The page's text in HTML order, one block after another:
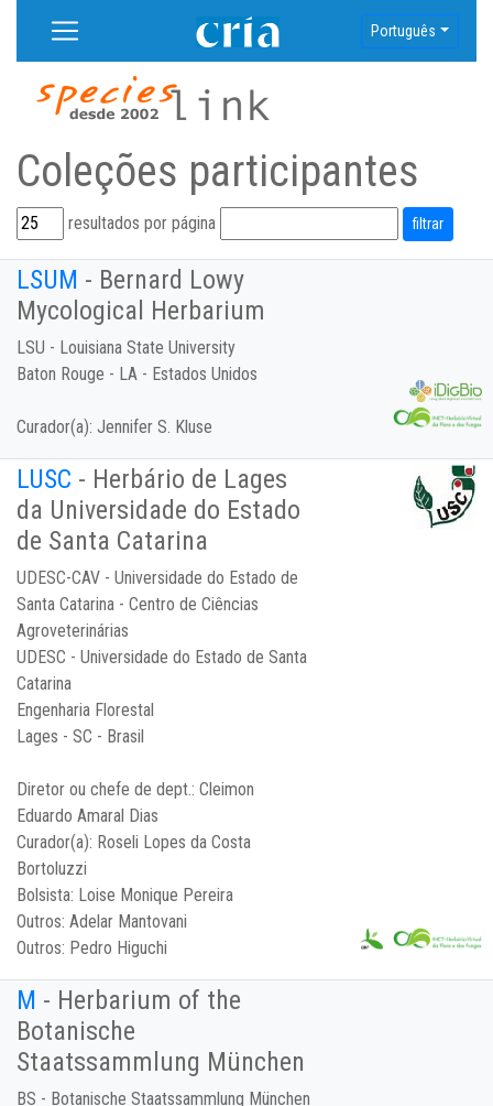
Português
Coleções participantes
resultados por página
LSUM - Bernard Lowy
Mycological Herbarium
LSU - Louisiana State University
Baton Rouge - LA - Estados Unidos
Curador(a): Jennifer S. Kluse
LUSC - Herbário de Lages
da Universidade do Estado
de Santa Catarina
UDESC-CAV - Universidade do Estado de
Santa Catarina - Centro de Ciências
Agroveterinárias
UDESC - Universidade do Estado de Santa
Catarina
Engenharia Florestal
Lages - SC - Brasil
Diretor ou chefe de dept.: Cleimon
Eduardo Amaral Dias
Curador(a): Roseli Lopes da Costa
Bortoluzzi
Bolsista: Loise Monique Pereira
Outros: Adelar Mantovani
Outros: Pedro Higuchi
M - Herbarium of the
Botanische
Staatssammlung München
BS - Botanische Staatssammlung München